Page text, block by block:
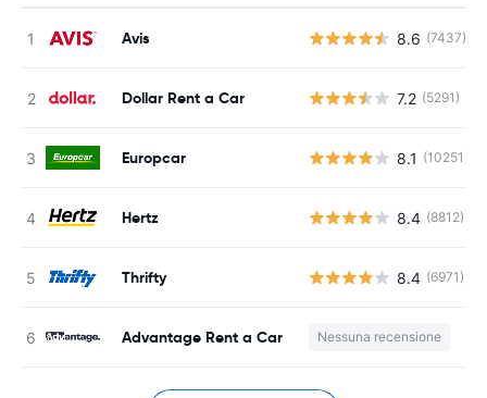
Avis 8.6 (7437)
Dollar Rent a Car 7.2 (5291)
Europcar 8.1 (10251)
Hertz 8.4 (8812)
Thrifty 8.4 (6971)
Advantage Rent a Car Nessuna recensione